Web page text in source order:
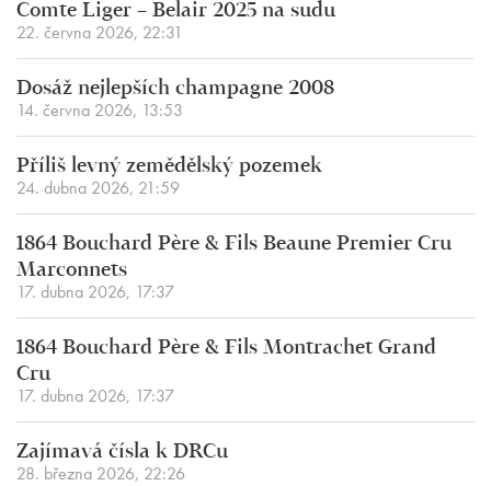
Comte Liger – Belair 2025 na sudu
22. června 2026, 22:31
Dosáž nejlepších champagne 2008
14. června 2026, 13:53
Příliš levný zemědělský pozemek
24. dubna 2026, 21:59
1864 Bouchard Père & Fils Beaune Premier Cru
Marconnets
17. dubna 2026, 17:37
1864 Bouchard Père & Fils Montrachet Grand
Cru
17. dubna 2026, 17:37
Zajímavá čísla k DRCu
28. března 2026, 22:26